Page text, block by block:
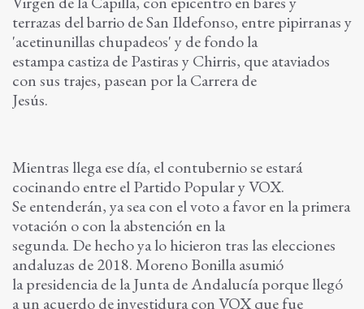
terrazas del barrio de San Ildefonso, entre pipirranas y
'acetinunillas chupadeos' y de fondo la
estampa castiza de Pastiras y Chirris, que ataviados
con sus trajes, pasean por la Carrera de
Jesús.
Mientras llega ese día, el contubernio se estará
cocinando entre el Partido Popular y VOX.
Se entenderán, ya sea con el voto a favor en la primera
votación o con la abstención en la
segunda. De hecho ya lo hicieron tras las elecciones
andaluzas de 2018. Moreno Bonilla asumió
la presidencia de la Junta de Andalucía porque llegó
a un acuerdo de investidura con VOX que fue